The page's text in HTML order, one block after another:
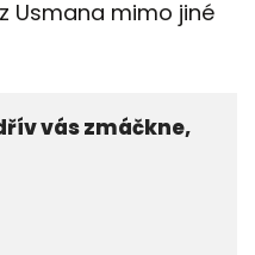
Usmana mimo jiné
vás zmáčkne,